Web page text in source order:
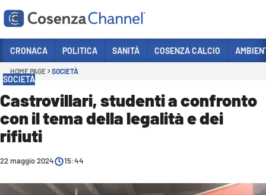
Sezioni
POLITICA
COSENZA CALCIO
ECONOMIA E LAVORO
CRONACA POLITICA SANITÀ COSENZA CALCIO
HOME PAGE SOCIETÀ
SOCIETÀ
Castrovillari, studenti a confronto
con il tema della legalità e dei
rifiuti
22 maggio 2024 15:44